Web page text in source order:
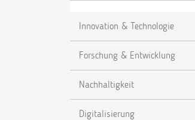
Innovation & Technologie
Forschung & Entwicklung
Nachhaltigkeit
Digitalisierung